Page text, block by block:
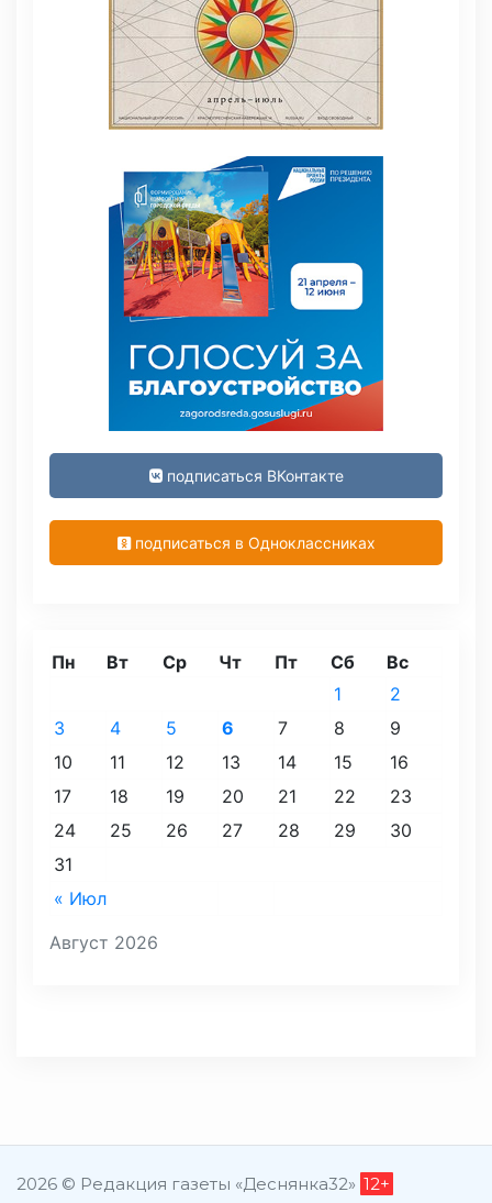
подписаться ВКонтакте
подписаться в Одноклассниках
Август 2026
Пн Вт Ср Чт Пт Сб Вс
« Июл
1
2
3
4 5 6 7 8
9
10
11 12 13 14 15
16
17
18 19 20 21 22
23
24
25 26 27 28 29
30
31
2026 © Редакция газеты «Деснянка32» 12+